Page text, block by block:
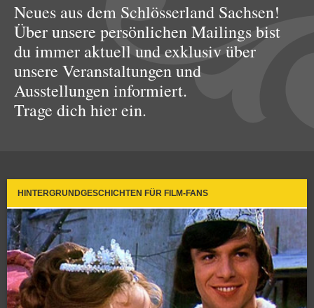
Neues aus dem Schlösserland Sachsen!
Über unsere persönlichen Mailings bist
du immer aktuell und exklusiv über
unsere Veranstaltungen und
Ausstellungen informiert.
Trage dich hier ein.
HINTERGRUNDGESCHICHTEN FÜR FILM-FANS